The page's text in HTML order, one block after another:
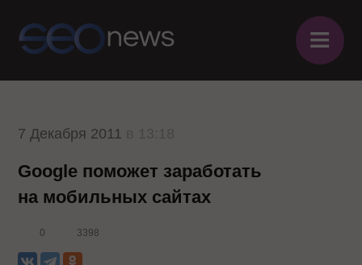
≡
7 Декабря 2011
Google поможет заработать
на мобильных сайтах
0 3398